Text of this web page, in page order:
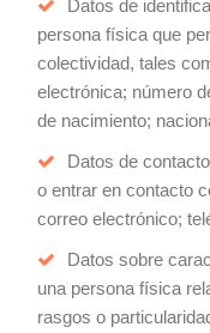
Datos de
persona física que
colectividad, tales
electrónica; número
de nacimiento;
Datos de
o entrar en contacto
correo electrónico;
Datos sobre
una persona física
rasgos o